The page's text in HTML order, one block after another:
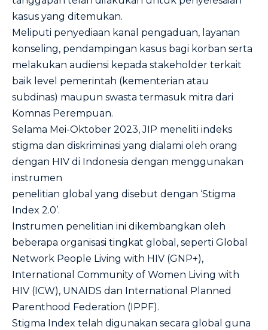
kasus yang ditemukan.
Meliputi penyediaan kanal pengaduan, layanan
konseling, pendampingan kasus bagi korban serta
melakukan audiensi kepada stakeholder terkait
baik level pemerintah (kementerian atau
subdinas) maupun swasta termasuk mitra dari
Komnas Perempuan.
Selama Mei-Oktober 2023, JIP meneliti indeks
stigma dan diskriminasi yang dialami oleh orang
dengan HIV di Indonesia dengan menggunakan
instrumen
penelitian global yang disebut dengan ‘Stigma
Index 2.0’.
Instrumen penelitian ini dikembangkan oleh
beberapa organisasi tingkat global, seperti Global
Network People Living with HIV (GNP+),
International Community of Women Living with
HIV (ICW), UNAIDS dan International Planned
Parenthood Federation (IPPF).
Stigma Index telah digunakan secara global guna